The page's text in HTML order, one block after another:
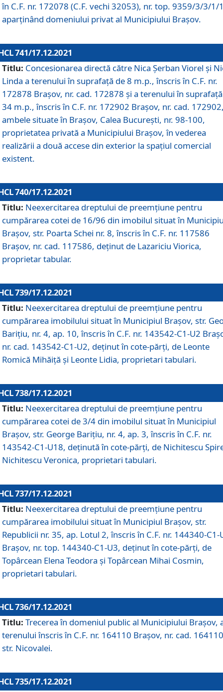
în C.F. nr. 172078 (C.F. vechi 32053), nr. top. 9359/3/3/1/
aparținând domeniului privat al Municipiului Brașov.
741/17.12.2021
Titlu: Concesionarea directă către Nica Șerban Viorel și
Linda a terenului în suprafață de 8 m.p., înscris în C.F. nr.
172878 Brașov, nr. cad. 172878 și a terenului în
34 m.p., înscris în C.F. nr. 172902 Brașov, nr. cad.
ambele situate în Brașov, Calea București, nr. 98-100,
proprietatea privată a Municipiului Brașov, în vederea
realizării a două accese din exterior la spațiul comercial
existent.
740/17.12.2021
Titlu: Neexercitarea dreptului de preemţiune pentru
cumpărarea cotei de 16/96 din imobilul situat în
Braşov, str. Poarta Schei nr. 8, înscris în C.F. nr. 117586
Brașov, nr. cad. 117586, deținut de Lazariciu Viorica,
proprietar tabular.
739/17.12.2021
Titlu: Neexercitarea dreptului de preemţiune pentru
cumpărarea imobilului situat în Municipiul Braşov, str.
Barițiu, nr. 4, ap. 10, înscris în C.F. nr. 143542-C1-U2
nr. cad. 143542-C1-U2, deținut în cote-părți, de Leonte
Romică Mihăiță și Leonte Lidia, proprietari tabulari.
738/17.12.2021
Titlu: Neexercitarea dreptului de preemţiune pentru
cumpărarea cotei de 3/4 din imobilul situat în Municipiul
Braşov, str. George Barițiu, nr. 4, ap. 3, înscris în C.F. nr.
143542-C1-U18, deținută în cote-părți, de Nichitescu
Nichitescu Veronica, proprietari tabulari.
737/17.12.2021
Titlu: Neexercitarea dreptului de preemţiune pentru
cumpărarea imobilului situat în Municipiul Braşov, str.
Republicii nr. 35, ap. Lotul 2, înscris în C.F. nr. 144340-C1-
Brașov, nr. top. 144340-C1-U3, deținut în cote-părți, de
Topârcean Elena Teodora și Topârcean Mihai Cosmin,
proprietari tabulari.
736/17.12.2021
Titlu: Trecerea în domeniul public al Municipiului Braşov,
terenului înscris în C.F. nr. 164110 Brașov, nr. cad.
str. Nicovalei.
735/17.12.2021